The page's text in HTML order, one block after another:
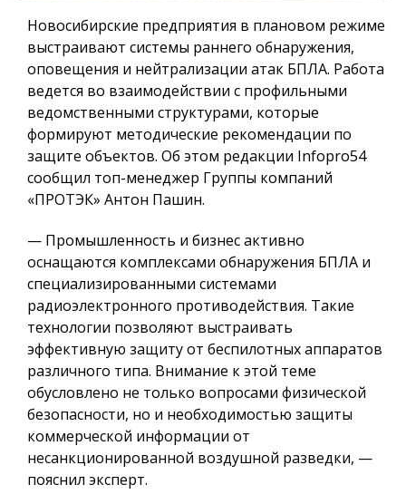
Новосибирские предприятия в плановом режиме
выстраивают системы раннего обнаружения,
оповещения и нейтрализации атак БПЛА. Работа
ведется во взаимодействии с профильными
ведомственными структурами, которые
формируют методические рекомендации по
защите объектов. Об этом редакции Infopro54
сообщил топ-менеджер Группы компаний
«ПРОТЭК» Антон Пашин.
— Промышленность и бизнес активно
оснащаются комплексами обнаружения БПЛА и
специализированными системами
радиоэлектронного противодействия. Такие
технологии позволяют выстраивать
эффективную защиту от беспилотных аппаратов
различного типа. Внимание к этой теме
обусловлено не только вопросами физической
безопасности, но и необходимостью защиты
коммерческой информации от
несанкционированной воздушной разведки, —
пояснил эксперт.